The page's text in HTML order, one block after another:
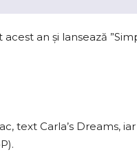
an și lansează
text Carla’s Dreams,